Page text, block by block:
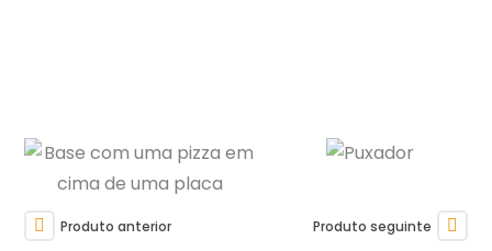
Produto anterior Produto seguinte